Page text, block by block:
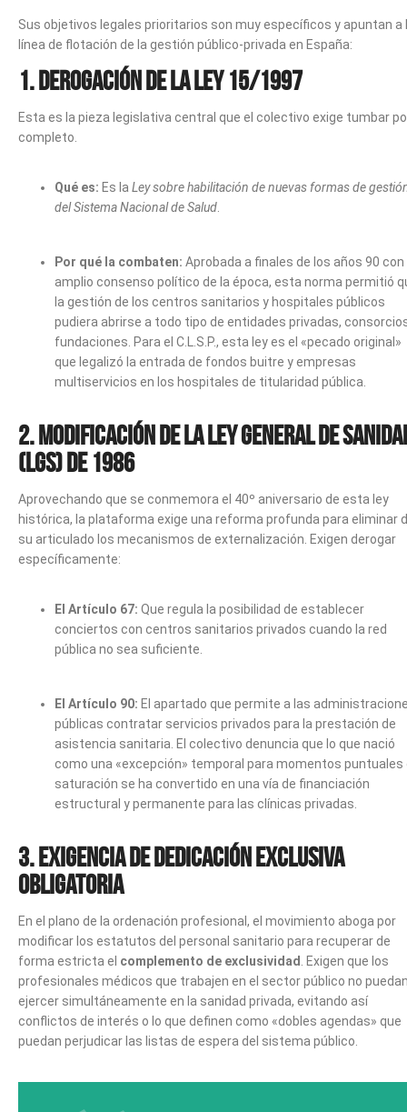
Sus objetivos legales prioritarios son muy específicos y apuntan a
línea de flotación de la gestión público-privada en España:
1. Derogación de la Ley 15/1997
Esta es la pieza legislativa central que el colectivo exige tumbar
completo.
Qué es: Es la Ley sobre habilitación de nuevas formas de
del Sistema Nacional de Salud
Por qué la combaten: Aprobada a finales de los años 90 con
amplio consenso político de la época, esta norma permitió
la gestión de los centros sanitarios y hospitales públicos
pudiera abrirse a todo tipo de entidades privadas,
fundaciones. Para el C.L.S.P., esta ley es el «pecado original»
que legalizó la entrada de fondos buitre y empresas
multiservicios en los hospitales de titularidad pública.
2. Modificación de la Ley General de
(LGS) de 1986
Aprovechando que se conmemora el 40º aniversario de esta ley
histórica, la plataforma exige una reforma profunda para eliminar
su articulado los mecanismos de externalización. Exigen derogar
específicamente:
El Artículo 67: Que regula la posibilidad de establecer
conciertos con centros sanitarios privados cuando la red
pública no sea suficiente.
El Artículo 90: El apartado que permite a las
públicas contratar servicios privados para la prestación de
asistencia sanitaria. El colectivo denuncia que lo que nació
como una «excepción» temporal para momentos puntuales
saturación se ha convertido en una vía de financiación
estructural y permanente para las clínicas privadas.
3. Exigencia de Dedicación Exclusiva
Obligatoria
En el plano de la ordenación profesional, el movimiento aboga por
modificar los estatutos del personal sanitario para recuperar de
forma estricta el complemento de exclusividad
. Exigen que los
profesionales médicos que trabajen en el sector público no
ejercer simultáneamente en la sanidad privada, evitando así
conflictos de interés o lo que definen como «dobles agendas» que
puedan perjudicar las listas de espera del sistema público.